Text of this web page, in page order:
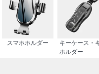
スマホホルダー
キーケース・
ホルダー